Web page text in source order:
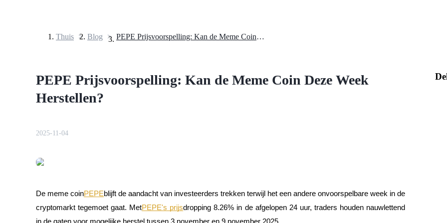
Futures met USDT als onderpand
Thuis > Blog > PEPE Prijsvoorspelling: Kan de Meme Coin Deze Week Herstellen?
PEPE Prijsvoorspelling: Kan de Meme Coin Deze Week
Herstellen?
2025-11-04
De meme coinPEPEblijft de aandacht van investeerders trekken terwijl het een andere onvoorspelbare week in de
cryptomarkt tegemoet gaat. MetPEPE's prijsdropping 8.26% in de afgelopen 24 uur, traders houden nauwlettend
in de gaten voor mogelijke herstel tussen 3 november en 9 november 2025.